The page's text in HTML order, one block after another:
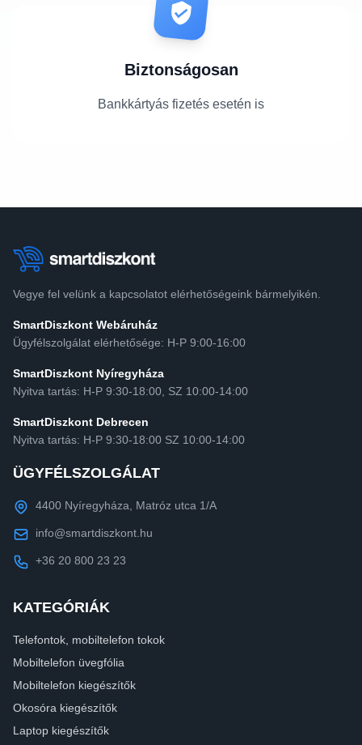
Biztonságosan
Bankkártyás fizetés esetén is
Vegye fel velünk a kapcsolatot elérhetőségeink bármelyikén.
SmartDiszkont Webáruház
Ügyfélszolgálat elérhetősége: H-P 9:00-16:00
SmartDiszkont Nyíregyháza
Nyitva tartás: H-P 9:30-18:00, SZ 10:00-14:00
SmartDiszkont Debrecen
Nyitva tartás: H-P 9:30-18:00 SZ 10:00-14:00
ÜGYFÉLSZOLGÁLAT
4400 Nyíregyháza, Matróz utca 1/A
info@smartdiszkont.hu
+36 20 800 23 23
KATEGÓRIÁK
Telefontok, mobiltelefon tokok
Mobiltelefon üvegfólia
Mobiltelefon kiegészítők
Okosóra kiegészítők
Laptop kiegészítők